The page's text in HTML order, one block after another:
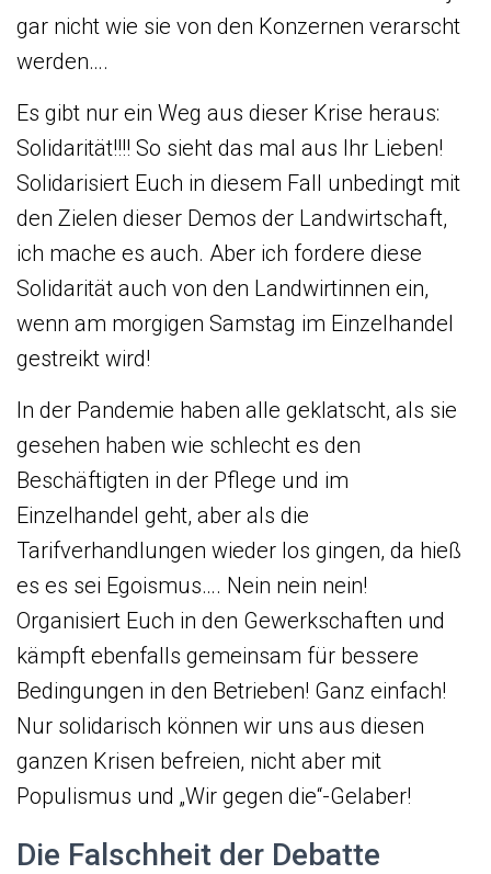
gar nicht wie sie von den Konzernen verarscht
werden….
Es gibt nur ein Weg aus dieser Krise heraus:
Solidarität!!!! So sieht das mal aus Ihr Lieben!
Solidarisiert Euch in diesem Fall unbedingt mit
den Zielen dieser Demos der Landwirtschaft,
ich mache es auch. Aber ich fordere diese
Solidarität auch von den Landwirtinnen ein,
wenn am morgigen Samstag im Einzelhandel
gestreikt wird!
In der Pandemie haben alle geklatscht, als sie
gesehen haben wie schlecht es den
Beschäftigten in der Pflege und im
Einzelhandel geht, aber als die
Tarifverhandlungen wieder los gingen, da hieß
es es sei Egoismus…. Nein nein nein!
Organisiert Euch in den Gewerkschaften und
kämpft ebenfalls gemeinsam für bessere
Bedingungen in den Betrieben! Ganz einfach!
Nur solidarisch können wir uns aus diesen
ganzen Krisen befreien, nicht aber mit
Populismus und „Wir gegen die“-Gelaber!
Die Falschheit der Debatte